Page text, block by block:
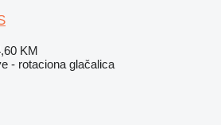
KM
- rotaciona glačalica